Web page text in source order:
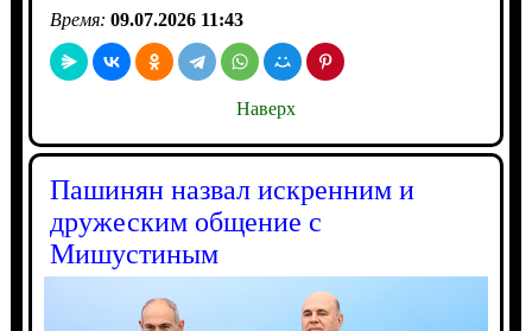
Время: 09.07.2026 11:43
Наверх
Пашинян назвал искренним и
дружеским общение с
Мишустиным